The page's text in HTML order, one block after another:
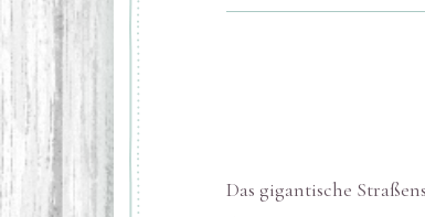
Das gigantische